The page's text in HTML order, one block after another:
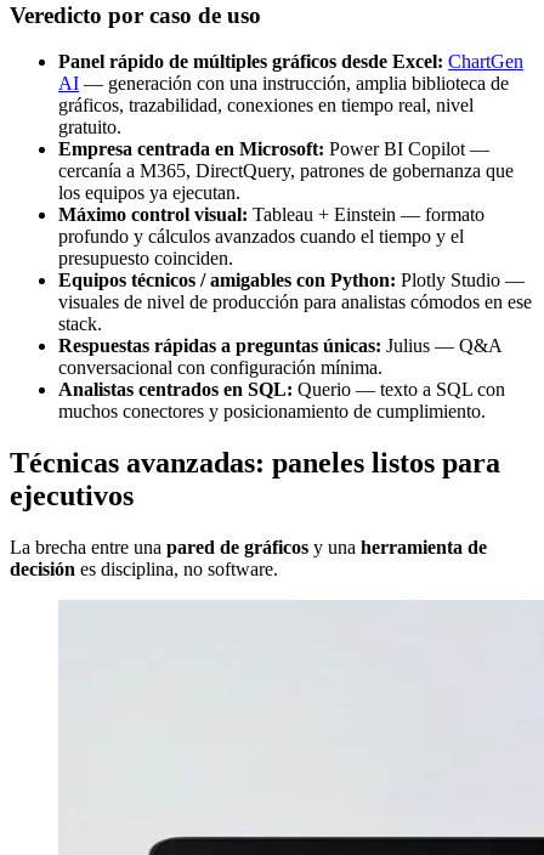
Veredicto por caso de uso
Panel rápido de múltiples gráficos desde Excel: ChartGen
AI — generación con una instrucción, amplia biblioteca de
gráficos, trazabilidad, conexiones en tiempo real, nivel
gratuito.
Empresa centrada en Microsoft: Power BI Copilot —
cercanía a M365, DirectQuery, patrones de gobernanza que
los equipos ya ejecutan.
Máximo control visual: Tableau + Einstein — formato
profundo y cálculos avanzados cuando el tiempo y el
presupuesto coinciden.
Equipos técnicos / amigables con Python: Plotly Studio —
visuales de nivel de producción para analistas cómodos en ese
stack.
Respuestas rápidas a preguntas únicas: Julius — Q&A
conversacional con configuración mínima.
Analistas centrados en SQL: Querio — texto a SQL con
muchos conectores y posicionamiento de cumplimiento.
Técnicas avanzadas: paneles listos para
ejecutivos
La brecha entre una pared de gráficos y una herramienta de
decisión es disciplina, no software.